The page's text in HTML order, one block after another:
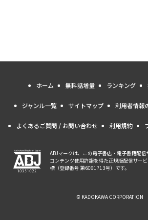
ホーム 無料話増量 ランキング
ジャンル一覧 サイトマップ 利用者情報
よくあるご質問 / お問い合わせ 利用規約
ABJマークは、この電子書店・電子書籍配
コンテンツ使用許諾を得た正規版配信サー
標（登録番号 第6091713号）です。
© KADOKAWA CORPORATION